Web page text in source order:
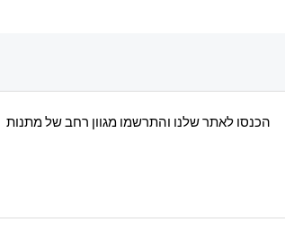
הכנסו לאתר שלנו והתרשמו מגוון רחב של מתנות